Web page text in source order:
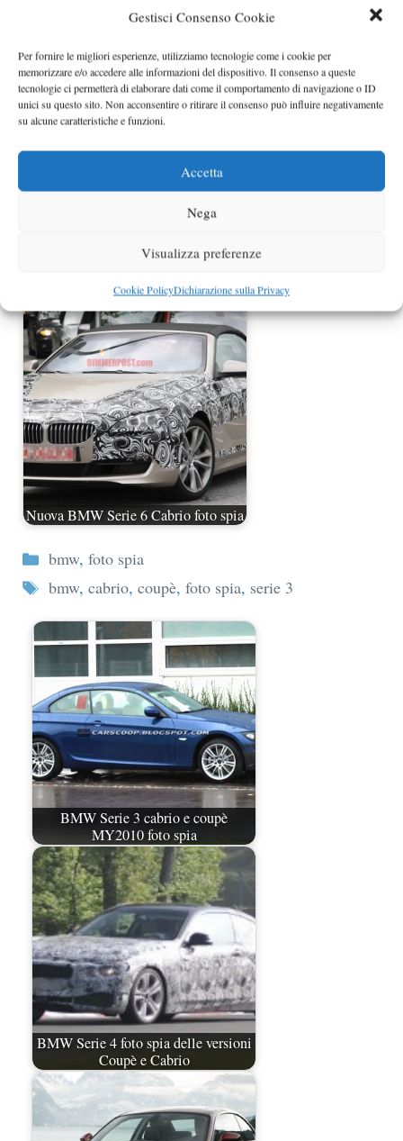
Gestisci Consenso Cookie
Per fornire le migliori esperienze, utilizziamo tecnologie come i cookie per
memorizzare e/o accedere alle informazioni del dispositivo. Il consenso a queste
tecnologie ci permetterà di elaborare dati come il comportamento di navigazione o ID
unici su questo sito. Non acconsentire o ritirare il consenso può influire negativamente
su alcune caratteristiche e funzioni.
Accetta
Nega
Visualizza preferenze
Cookie PolicyDichiarazione sulla Privacy
Nuova BMW Serie 1 coupé e cabrio
al Salone di Detroit 2011
strada
Nuova BMW Serie 6 Cabrio foto spia
Categorie
bmw, foto spia
Tag
bmw, cabrio, coupè, foto spia, serie 3
BMW Serie 3 cabrio e coupè
MY2010 foto spia
BMW Serie 4 foto spia delle versioni
Coupè e Cabrio